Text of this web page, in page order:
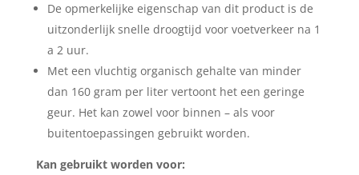
De opmerkelijke eigenschap van dit product is de
uitzonderlijk snelle droogtijd voor voetverkeer na 1
a 2 uur.
Met een vluchtig organisch gehalte van minder
dan 160 gram per liter vertoont het een geringe
geur. Het kan zowel voor binnen – als voor
buitentoepassingen gebruikt worden.
Kan gebruikt worden voor: